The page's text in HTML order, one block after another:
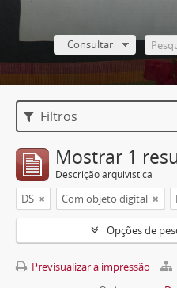
Consultar
Filtros
Mostrar 1
Descrição arquivística
DS Com objeto digital
Opções de
Previsualizar a impressão